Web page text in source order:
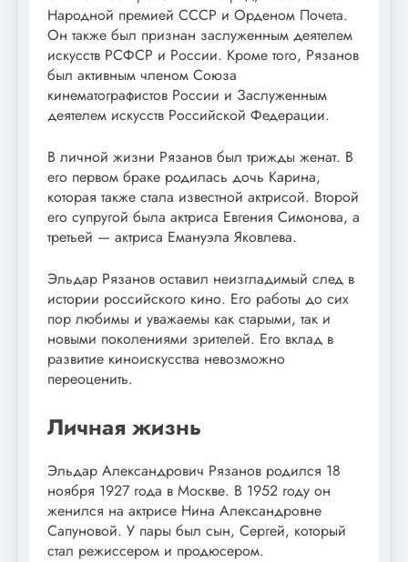
Народной премией СССР и Орденом Почета.
Он также был признан заслуженным деятелем
искусств РСФСР и России. Кроме того, Рязанов
был активным членом Союза
кинематографистов России и Заслуженным
деятелем искусств Российской Федерации.
В личной жизни Рязанов был трижды женат. В
его первом браке родилась дочь Карина,
которая также стала известной актрисой. Второй
его супругой была актриса Евгения Симонова, а
третьей — актриса Емануэла Яковлева.
Эльдар Рязанов оставил неизгладимый след в
истории российского кино. Его работы до сих
пор любимы и уважаемы как старыми, так и
новыми поколениями зрителей. Его вклад в
развитие киноискусства невозможно
переоценить.
Личная жизнь
Эльдар Александрович Рязанов родился 18
ноября 1927 года в Москве. В 1952 году он
женился на актрисе Нина Александровне
Сапуновой. У пары был сын, Сергей, который
стал режиссером и продюсером.